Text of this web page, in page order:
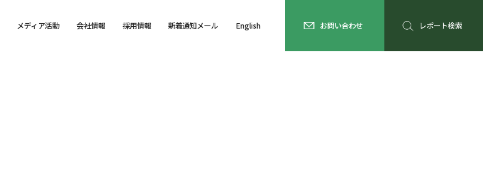
メディア活動 会社情報 採用情報 新着通知メール English お問い合わせ レポート検索